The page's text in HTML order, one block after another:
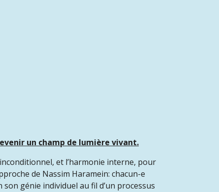
un champ de lumière vivant.
et l’harmonie interne, pour
de Nassim Haramein: chacun-e
génie individuel au fil d’un processus